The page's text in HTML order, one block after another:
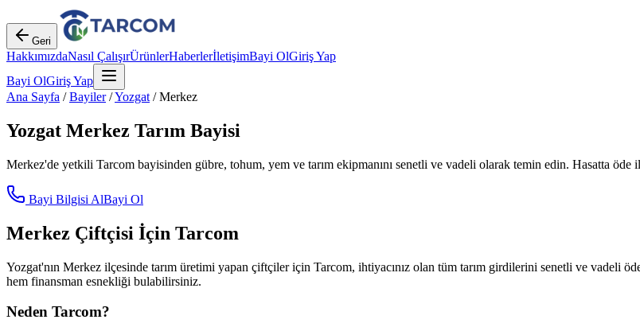
Geri
HakkımızdaNasıl ÇalışırÜrünlerHaberlerİletişimBayi OlGiriş Yap
Bayi OlGiriş Yap
Ana Sayfa /Bayiler/Yozgat /Merkez
Yozgat Merkez Tarım Bayisi
Merkez'de yetkili Tarcom bayisinden gübre, tohum, yem ve tarım ekipmanını senetli ve vadeli olarak temin edin. Hasatta öde
Bayi Bilgisi AlBayi Ol
Merkez Çiftçisi İçin Tarcom
Yozgat'nın Merkez ilçesinde tarım üretimi yapan çiftçiler için Tarcom, ihtiyacınız olan tüm tarım girdilerini senetli ve vadeli
hem finansman esnekliği bulabilirsiniz.
Neden Tarcom?